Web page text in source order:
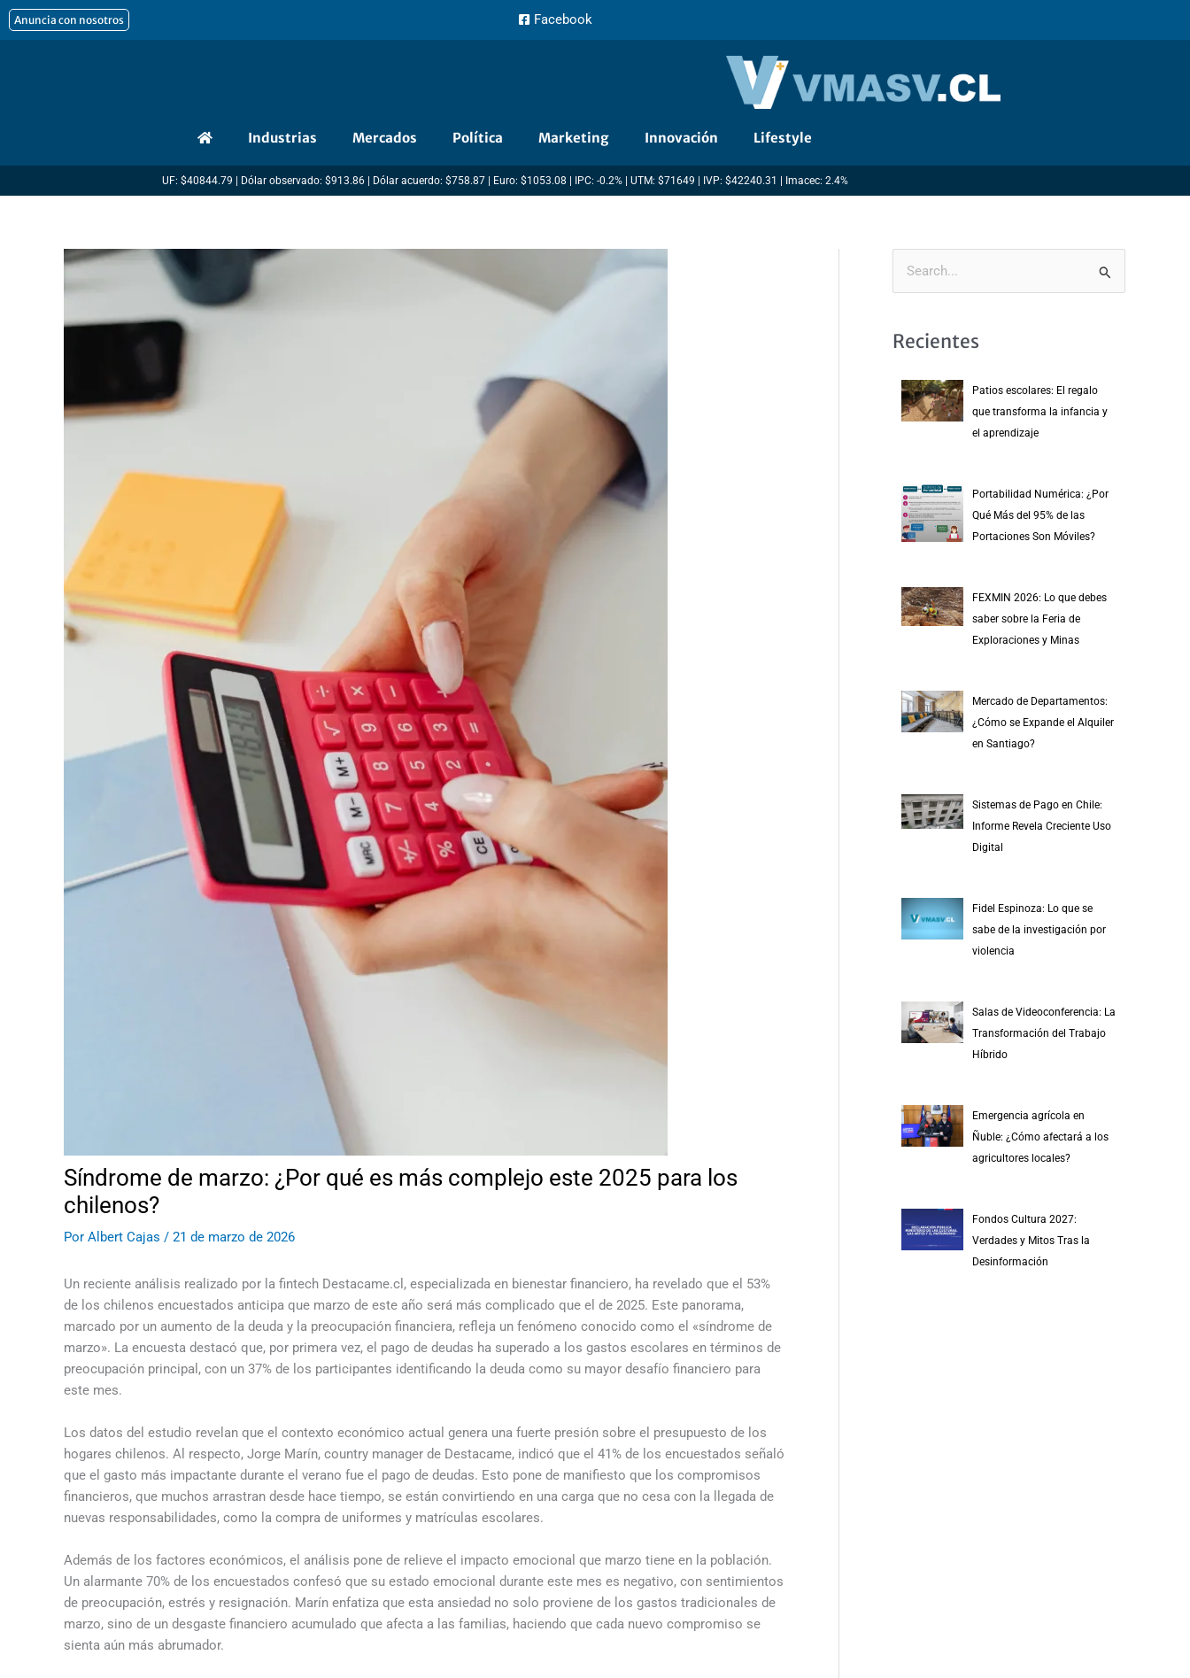
al
Anuncia con nosotros Facebook
Industrias Mercados Política Marketing Innovación Lifestyle
UF: $40844.79 | Dólar observado: $913.86 | Dólar acuerdo: $758.87 | Euro: $1053.08 | IPC: -0.2% | UTM: $71649 | IVP: $42240.31 | Imacec: 2.4%
Síndrome de marzo: ¿Por qué es más complejo este 2025 para los
chilenos?
Por Albert Cajas / 21 de marzo de 2026
Un reciente análisis realizado por la fintech Destacame.cl, especializada en bienestar financiero, ha revelado que el 53%
de los chilenos encuestados anticipa que marzo de este año será más complicado que el de 2025. Este panorama,
marcado por un aumento de la deuda y la preocupación financiera, refleja un fenómeno conocido como el «síndrome de
marzo». La encuesta destacó que, por primera vez, el pago de deudas ha superado a los gastos escolares en términos de
preocupación principal, con un 37% de los participantes identificando la deuda como su mayor desafío financiero para
este mes.
Los datos del estudio revelan que el contexto económico actual genera una fuerte presión sobre el presupuesto de los
hogares chilenos. Al respecto, Jorge Marín, country manager de Destacame, indicó que el 41% de los encuestados señaló
que el gasto más impactante durante el verano fue el pago de deudas. Esto pone de manifiesto que los compromisos
financieros, que muchos arrastran desde hace tiempo, se están convirtiendo en una carga que no cesa con la llegada de
nuevas responsabilidades, como la compra de uniformes y matrículas escolares.
Además de los factores económicos, el análisis pone de relieve el impacto emocional que marzo tiene en la población.
Un alarmante 70% de los encuestados confesó que su estado emocional durante este mes es negativo, con sentimientos
de preocupación, estrés y resignación. Marín enfatiza que esta ansiedad no solo proviene de los gastos tradicionales de
marzo, sino de un desgaste financiero acumulado que afecta a las familias, haciendo que cada nuevo compromiso se
sienta aún más abrumador.
Recientes
Patios escolares: El regalo
que transforma la infancia y
el aprendizaje
Portabilidad Numérica: ¿Por
Qué Más del 95% de las
Portaciones Son Móviles?
FEXMIN 2026: Lo que debes
saber sobre la Feria de
Exploraciones y Minas
Mercado de Departamentos:
¿Cómo se Expande el Alquiler
en Santiago?
Sistemas de Pago en Chile:
Informe Revela Creciente Uso
Digital
Fidel Espinoza: Lo que se
sabe de la investigación por
violencia
Salas de Videoconferencia: La
Transformación del Trabajo
Híbrido
Emergencia agrícola en
Ñuble: ¿Cómo afectará a los
agricultores locales?
Fondos Cultura 2027:
Verdades y Mitos Tras la
Desinformación